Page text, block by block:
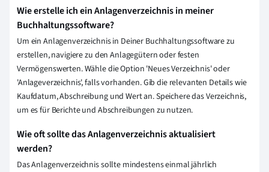
Wie erstelle ich ein Anlagenverzeichnis in meiner
Buchhaltungssoftware?
Um ein Anlagenverzeichnis in Deiner Buchhaltungssoftware zu
erstellen, navigiere zu den Anlagegütern oder festen
Vermögenswerten. Wähle die Option 'Neues Verzeichnis' oder
'Anlageverzeichnis', falls vorhanden. Gib die relevanten Details wie
Kaufdatum, Abschreibung und Wert an. Speichere das Verzeichnis,
um es für Berichte und Abschreibungen zu nutzen.
Wie oft sollte das Anlagenverzeichnis aktualisiert
werden?
Das Anlagenverzeichnis sollte mindestens einmal jährlich